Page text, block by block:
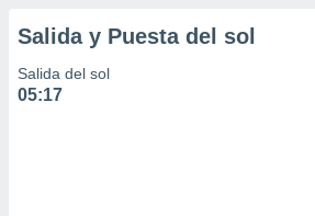
Salida y Puesta del sol
Salida del sol
05:17